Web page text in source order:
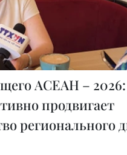
АСЕАН – 2026:
продвигает
регионального